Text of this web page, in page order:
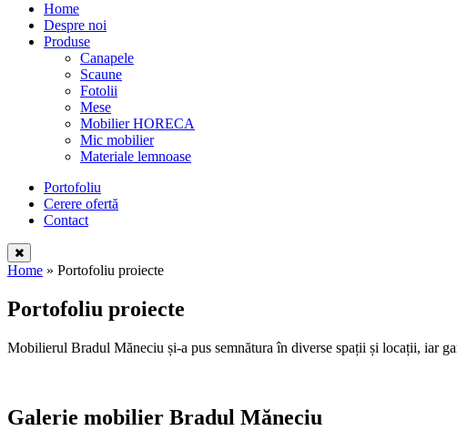
Home
Despre noi
Produse
Canapele
Scaune
Fotolii
Mese
Mobilier HORECA
Mic mobilier
Materiale lemnoase
Portofoliu
Cerere ofertă
Contact
Home » Portofoliu proiecte
Portofoliu proiecte
Mobilierul Bradul Măneciu și-a pus semnătura în diverse spații și locații, iar
Galerie mobilier Bradul Măneciu